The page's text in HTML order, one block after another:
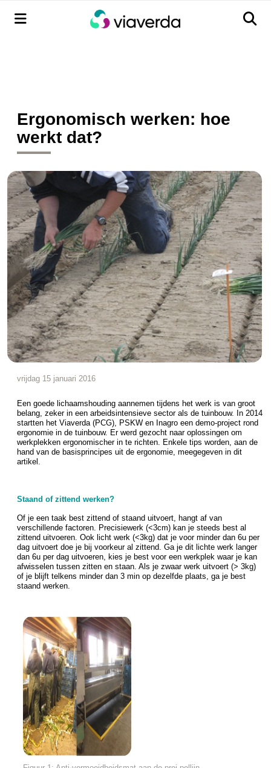
Menu Menu
Ergonomisch werken: hoe
werkt dat?
vrijdag 15 januari 2016
Een goede lichaamshouding aannemen tijdens het werk is van groot
belang, zeker in een arbeidsintensieve sector als de tuinbouw. In 2014
startten het Viaverda (PCG), PSKW en Inagro een demo-project rond
ergonomie in de tuinbouw. Er werd gezocht naar oplossingen om
werkplekken ergonomischer in te richten. Enkele tips worden, aan de
hand van de basisprincipes uit de ergonomie, meegegeven in dit
artikel.
Staand of zittend werken?
Of je een taak best zittend of staand uitvoert, hangt af van
verschillende factoren. Precisiewerk (<3cm) kan je steeds best al
zittend uitvoeren. Ook licht werk (<3kg) dat je voor minder dan 6u per
dag uitvoert doe je bij voorkeur al zittend. Ga je dit lichte werk langer
dan 6u per dag uitvoeren, kies je best voor een werkplek waar je kan
afwisselen tussen zitten en staan. Als je zwaar werk uitvoert (> 3kg)
of je blijft telkens minder dan 3 min op dezelfde plaats, ga je best
staand werken.